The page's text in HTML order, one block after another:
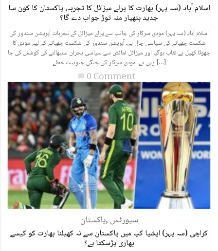
اسلام آباد (سہ پہر) بھارت کا پرلے میزائل کا تجربہ، پاکستان کا کون سا
جدید ہتھیار منہ توڑ جواب دے گا؟
اسلام آباد (سہ پہر) مودی سرکار کی جانب سے پرلے میزائل کے تجربات آپریشن سندور کی
شکست چھپانے کی سیاسی چال ہے۔ آپریشن سندور کی شکست چھپانے کے لیے مودی کا
جھوٹا کھیل بے نقاب ہوگیا اور میزائل نمائش سے سیاسی بحران سنبھالنے کی کوشش کی جا
رہی ہے۔ مودی سرکار کی جنگی جنونیت خطے […]
chat_bubble 0 Comment
پاکستان, سپورٹس
کراچی (سہ پہر) ایشیا کپ میں پاکستان سے نہ کھیلنا بھارت کو کیسے
بھاری پڑسکتا ہے؟